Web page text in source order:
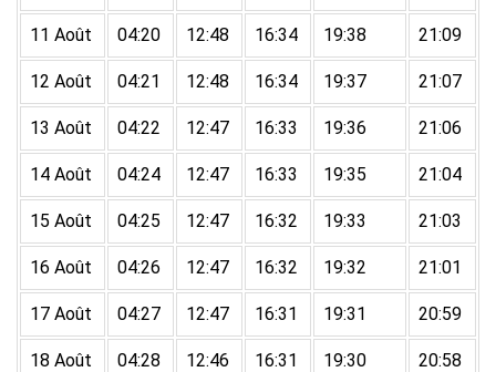
11 Août 04:20 12:48 16:34 19:38 21:09
12 Août 04:21 12:48 16:34 19:37 21:07
13 Août 04:22 12:47 16:33 19:36 21:06
14 Août 04:24 12:47 16:33 19:35 21:04
15 Août 04:25 12:47 16:32 19:33 21:03
16 Août 04:26 12:47 16:32 19:32 21:01
17 Août 04:27 12:47 16:31 19:31 20:59
18 Août 04:28 12:46 16:31 19:30 20:58